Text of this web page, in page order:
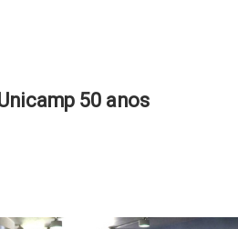
50 anos